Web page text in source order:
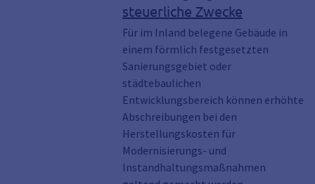
steuerliche Zwecke
Für im Inland belegene Gebäude in
einem förmlich festgesetzten
Sanierungsgebiet oder
städtebaulichen
Entwicklungsbereich können erhöhte
Abschreibungen bei den
Herstellungskosten für
Modernisierungs- und
Instandhaltungsmaßnahmen